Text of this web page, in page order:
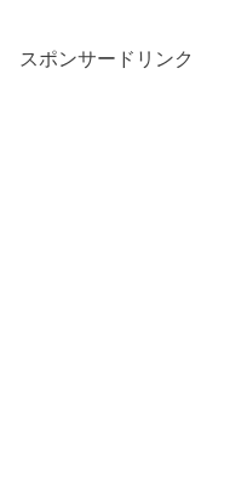
スポンサードリンク